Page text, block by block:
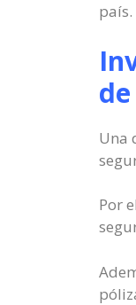
país.
Una
Por